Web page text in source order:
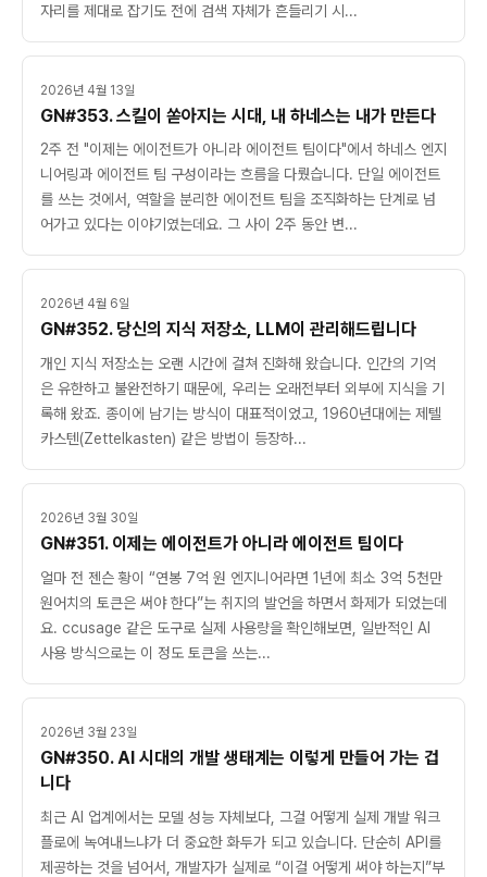
자리를 제대로 잡기도 전에 검색 자체가 흔들리기 시...
2026년 4월 13일
GN#353. 스킬이 쏟아지는 시대, 내 하네스는 내가 만든다
2주 전 "이제는 에이전트가 아니라 에이전트 팀이다"에서 하네스 엔지
니어링과 에이전트 팀 구성이라는 흐름을 다뤘습니다. 단일 에이전트
를 쓰는 것에서, 역할을 분리한 에이전트 팀을 조직화하는 단계로 넘
어가고 있다는 이야기였는데요. 그 사이 2주 동안 변...
2026년 4월 6일
GN#352. 당신의 지식 저장소, LLM이 관리해드립니다
개인 지식 저장소는 오랜 시간에 걸쳐 진화해 왔습니다. 인간의 기억
은 유한하고 불완전하기 때문에, 우리는 오래전부터 외부에 지식을 기
록해 왔죠. 종이에 남기는 방식이 대표적이었고, 1960년대에는 제텔
카스텐(Zettelkasten) 같은 방법이 등장하...
2026년 3월 30일
GN#351. 이제는 에이전트가 아니라 에이전트 팀이다
얼마 전 젠슨 황이 “연봉 7억 원 엔지니어라면 1년에 최소 3억 5천만
원어치의 토큰은 써야 한다”는 취지의 발언을 하면서 화제가 되었는데
요. ccusage 같은 도구로 실제 사용량을 확인해보면, 일반적인 AI
사용 방식으로는 이 정도 토큰을 쓰는...
2026년 3월 23일
GN#350. AI 시대의 개발 생태계는 이렇게 만들어 가는 겁
니다
최근 AI 업계에서는 모델 성능 자체보다, 그걸 어떻게 실제 개발 워크
플로에 녹여내느냐가 더 중요한 화두가 되고 있습니다. 단순히 API를
제공하는 것을 넘어서, 개발자가 실제로 “이걸 어떻게 써야 하는지”부